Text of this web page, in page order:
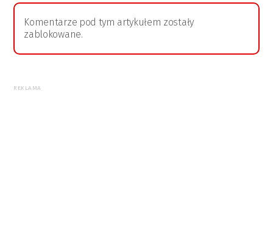
Komentarze pod tym artykułem zostały
zablokowane.
REKLAMA